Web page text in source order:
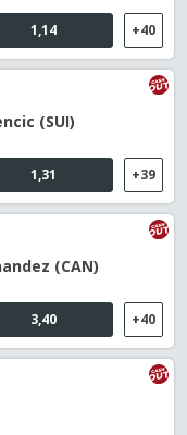
1,14 +40
(SUI)
1,31 +39
(CAN)
3,40 +40